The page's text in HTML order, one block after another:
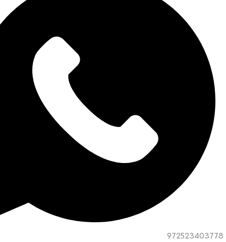
972523403778